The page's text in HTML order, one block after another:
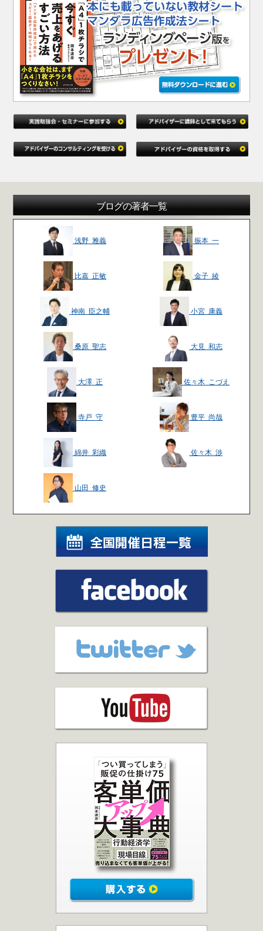
ブログの著者一覧
浅野 雅義 振本 一
比嘉 正敏 金子 綾
神南 臣之輔 小宮 康義
桑原 聖志 大見 和志
大澤 正 佐々木 こづえ
寺戸 守 豊平 尚哉
綿井 彩織 佐々木 渉
山田 修史